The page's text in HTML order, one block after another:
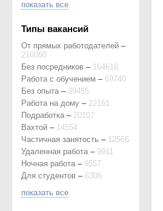
показать все
Типы вакансий
От прямых работодателей –
216060
Без посредников – 164616
Работа с обучением – 69740
Без опыта – 39455
Работа на дому – 22161
Подработка – 20107
Вахтой – 14554
Частичная занятость – 12566
Удаленная работа – 9911
Ночная работа – 9557
Для студентов – 6306
показать все